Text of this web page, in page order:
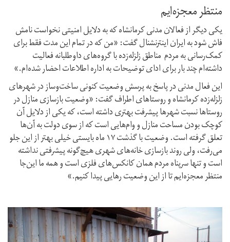
منتظر معجزه‌ایم
یکی دیگر از فعالان مدنی کرمانشاه که به دلایل امنیتی نخواست نامش
فاش شود به ایران اینترنشنال گفت: «من که در تمام این مدت فقط برای
کمک‌رسانی به مردم مناطق زلزله‌زده با گروه‌های داوطلبانه فعالیت
داشته‌ام چند بار برای ادای توضیحات به اداره اطلاعات احضار شده‌ام.»
این فعال مدنی در پاسخ به پرسش وضعیت کنونی ساخت‌و‌ساز در شهرهای
زلزله‌زده کرمانشاه و روستاهای اطراف گفت: «وضعیت بازسازی منازل در
روستاها نسبت شهرها پیشرفت بهتری داشته است، که یکی از دلایل آن
کوچک بودن مساحت منازل و وام‌هایی است که از سوی دولت به‌ آن‌ها
تعلق گرفته است. وضعیت با گذشت ۱۷ ماه بایستی خیلی بهتر از این جلو
می‌رفت، ولی روند بازسازی خانه‌های شهری هیچ‌گونه پیشرفتی نداشته
است و تنها سرپناه مردم همان کانکس‌های فلزی است و همه ما این‌جا
منتظر معجزه‌ایم تا از این وضعیت رهایی پیدا کنیم.»